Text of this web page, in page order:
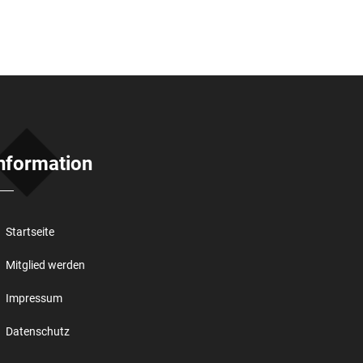
Startseite
Mitglied werden
Impressum
Datenschutz